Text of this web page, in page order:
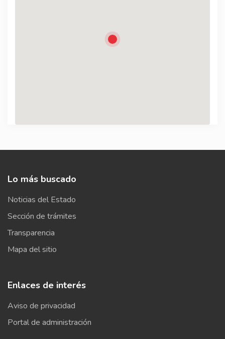
Lo más buscado
Noticias del Estado
Sección de trámites
Transparencia
Mapa del sitio
Enlaces de interés
Aviso de privacidad
Portal de administración